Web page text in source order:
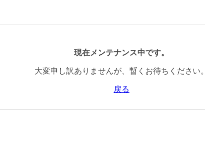
現在メンテナンス中です。
大変申し訳ありませんが、暫くお待ちください。
戻る